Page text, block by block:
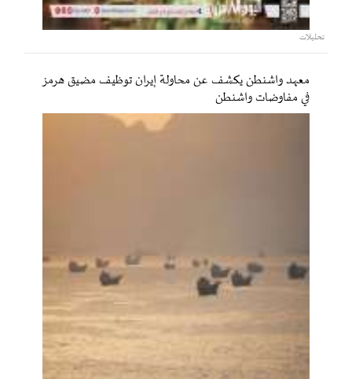
تحليلات
معهد واشنطن يكشف عن محاولة إيران توظيف مضيق هرمز
في مفاوضات واشنطن